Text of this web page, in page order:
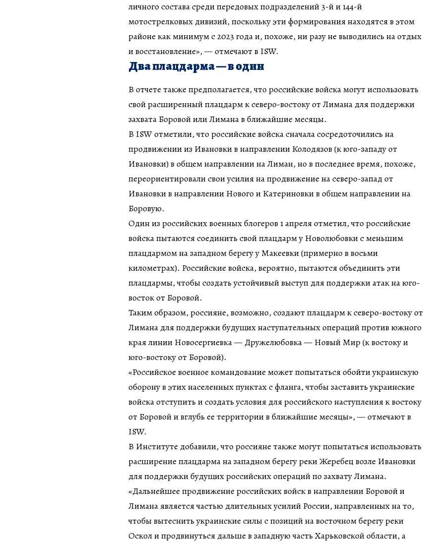
личного состава среди передовых подразделений 3-й и 144-й
мотострелковых дивизий, поскольку эти формирования находятся в этом
районе как минимум с 2023 года и, похоже, ни разу не выводились на отдых
и восстановление», — отмечают в ISW.
Два плацдарма — в один
В отчете также предполагается, что российские войска могут использовать
свой расширенный плацдарм к северо-востоку от Лимана для поддержки
захвата Боровой или Лимана в ближайшие месяцы.
В ISW отметили, что российские войска сначала сосредоточились на
продвижении из Ивановки в направлении Колодязов (к юго-западу от
Ивановки) в общем направлении на Лиман, но в последнее время, похоже,
переориентировали свои усилия на продвижение на северо-запад от
Ивановки в направлении Нового и Катериновки в общем направлении на
Боровую.
Один из российских военных блогеров 1 апреля отметил, что российские
войска пытаются соединить свой плацдарм у Новолюбовки с меньшим
плацдармом на западном берегу у Макеевки (примерно в восьми
километрах). Российские войска, вероятно, пытаются объединить эти
плацдармы, чтобы создать устойчивый выступ для поддержки атак на юго-
восток от Боровой.
Таким образом, россияне, возможно, создают плацдарм к северо-востоку от
Лимана для поддержки будущих наступательных операций против южного
края линии Новосергиевка — Дружелюбовка — Новый Мир (к востоку и
юго-востоку от Боровой).
«Российское военное командование может попытаться обойти украинскую
оборону в этих населенных пунктах с фланга, чтобы заставить украинские
войска отступить и создать условия для российского наступления к востоку
от Боровой и вглубь ее территории в ближайшие месяцы», — отмечают в
ISW.
В Институте добавили, что россияне также могут попытаться использовать
расширение плацдарма на западном берегу реки Жеребец возле Ивановки
для поддержки будущих российских операций по захвату Лимана.
«Дальнейшее продвижение российских войск в направлении Боровой и
Лимана является частью длительных усилий России, направленных на то,
чтобы вытеснить украинские силы с позиций на восточном берегу реки
Оскол и продвинуться дальше в западную часть Харьковской области, а